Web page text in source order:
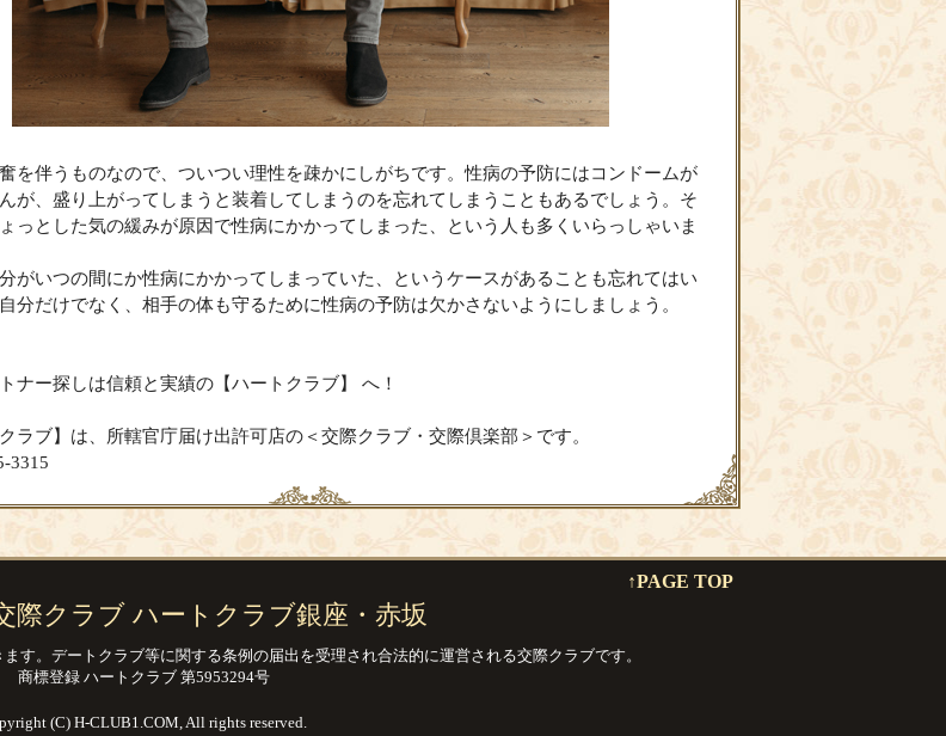
を伴うものなので、ついつい理性を疎かにしがちです。性病の予防にはコンドームが
が、盛り上がってしまうと装着してしまうのを忘れてしまうこともあるでしょう。そ
っとした気の緩みが原因で性病にかかってしまった、という人も多くいらっしゃいま
がいつの間にか性病にかかってしまっていた、というケースがあることも忘れてはい
分だけでなく、相手の体も守るために性病の予防は欠かさないようにしましょう。
ナー探しは信頼と実績の【ハートクラブ】 へ！
ラブ】は、所轄官庁届け出許可店の＜交際クラブ・交際倶楽部＞です。
3315
↑PAGE TOP
際クラブ ハートクラブ銀座・赤坂
す。 デートクラブ等に関する条例の届出を受理され合法的に運営される交際クラブです。
商標登録 ハートクラブ 第5953294号
(C) H-CLUB1.COM, All rights reserved.